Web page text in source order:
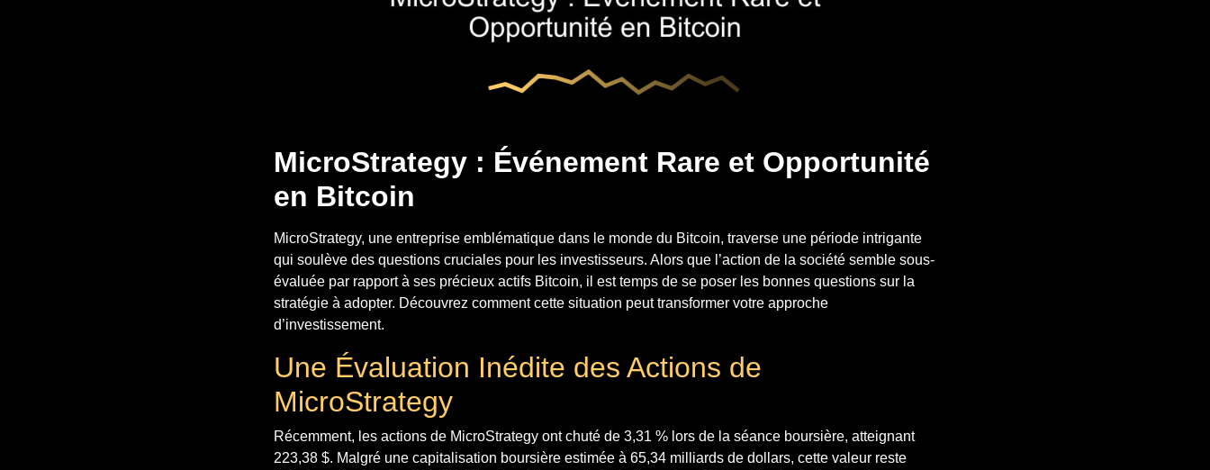
MicroStrategy : Événement Rare et Opportunité
en Bitcoin
MicroStrategy, une entreprise emblématique dans le monde du Bitcoin, traverse une période intrigante
qui soulève des questions cruciales pour les investisseurs. Alors que l’action de la société semble sous-
évaluée par rapport à ses précieux actifs Bitcoin, il est temps de se poser les bonnes questions sur la
stratégie à adopter. Découvrez comment cette situation peut transformer votre approche
d’investissement.
Une Évaluation Inédite des Actions de
MicroStrategy
Récemment, les actions de MicroStrategy ont chuté de 3,31 % lors de la séance boursière, atteignant
223,38 $. Malgré une capitalisation boursière estimée à 65,34 milliards de dollars, cette valeur reste